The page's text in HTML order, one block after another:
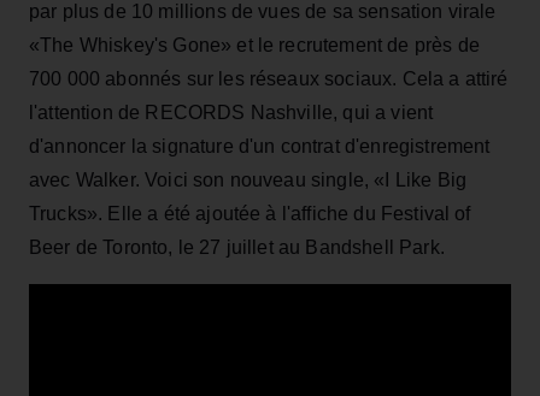
par plus de 10 millions de vues de sa sensation virale
«The Whiskey's Gone» et le recrutement de près de
700 000 abonnés sur les réseaux sociaux. Cela a attiré
l'attention de RECORDS Nashville, qui a vient
d'annoncer la signature d'un contrat d'enregistrement
avec Walker. Voici son nouveau single, «I Like Big
Trucks». Elle a été ajoutée à l'affiche du Festival of
Beer de Toronto, le 27 juillet au Bandshell Park.